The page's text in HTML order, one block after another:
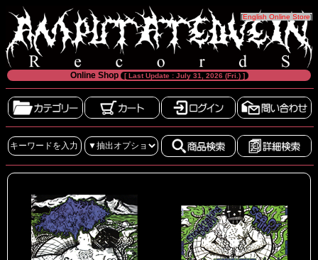
[English Online Store]
Online Shop [ Last Update : July 31, 2026 (Fri.) ]